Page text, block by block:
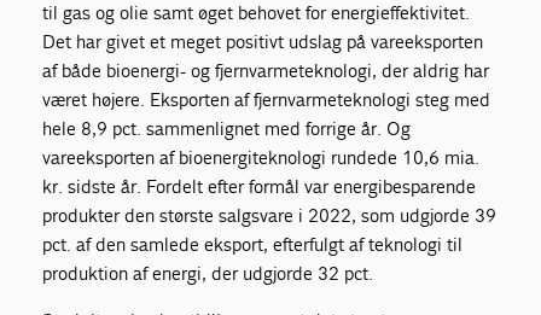
til gas og olie samt øget behovet for energieffektivitet.
Det har givet et meget positivt udslag på vareeksporten
af både bioenergi- og fjernvarmeteknologi, der aldrig har
været højere. Eksporten af fjernvarmeteknologi steg med
hele 8,9 pct. sammenlignet med forrige år. Og
vareeksporten af bioenergiteknologi rundede 10,6 mia.
kr. sidste år. Fordelt efter formål var energibesparende
produkter den største salgsvare i 2022, som udgjorde 39
pct. af den samlede eksport, efterfulgt af teknologi til
produktion af energi, der udgjorde 32 pct.